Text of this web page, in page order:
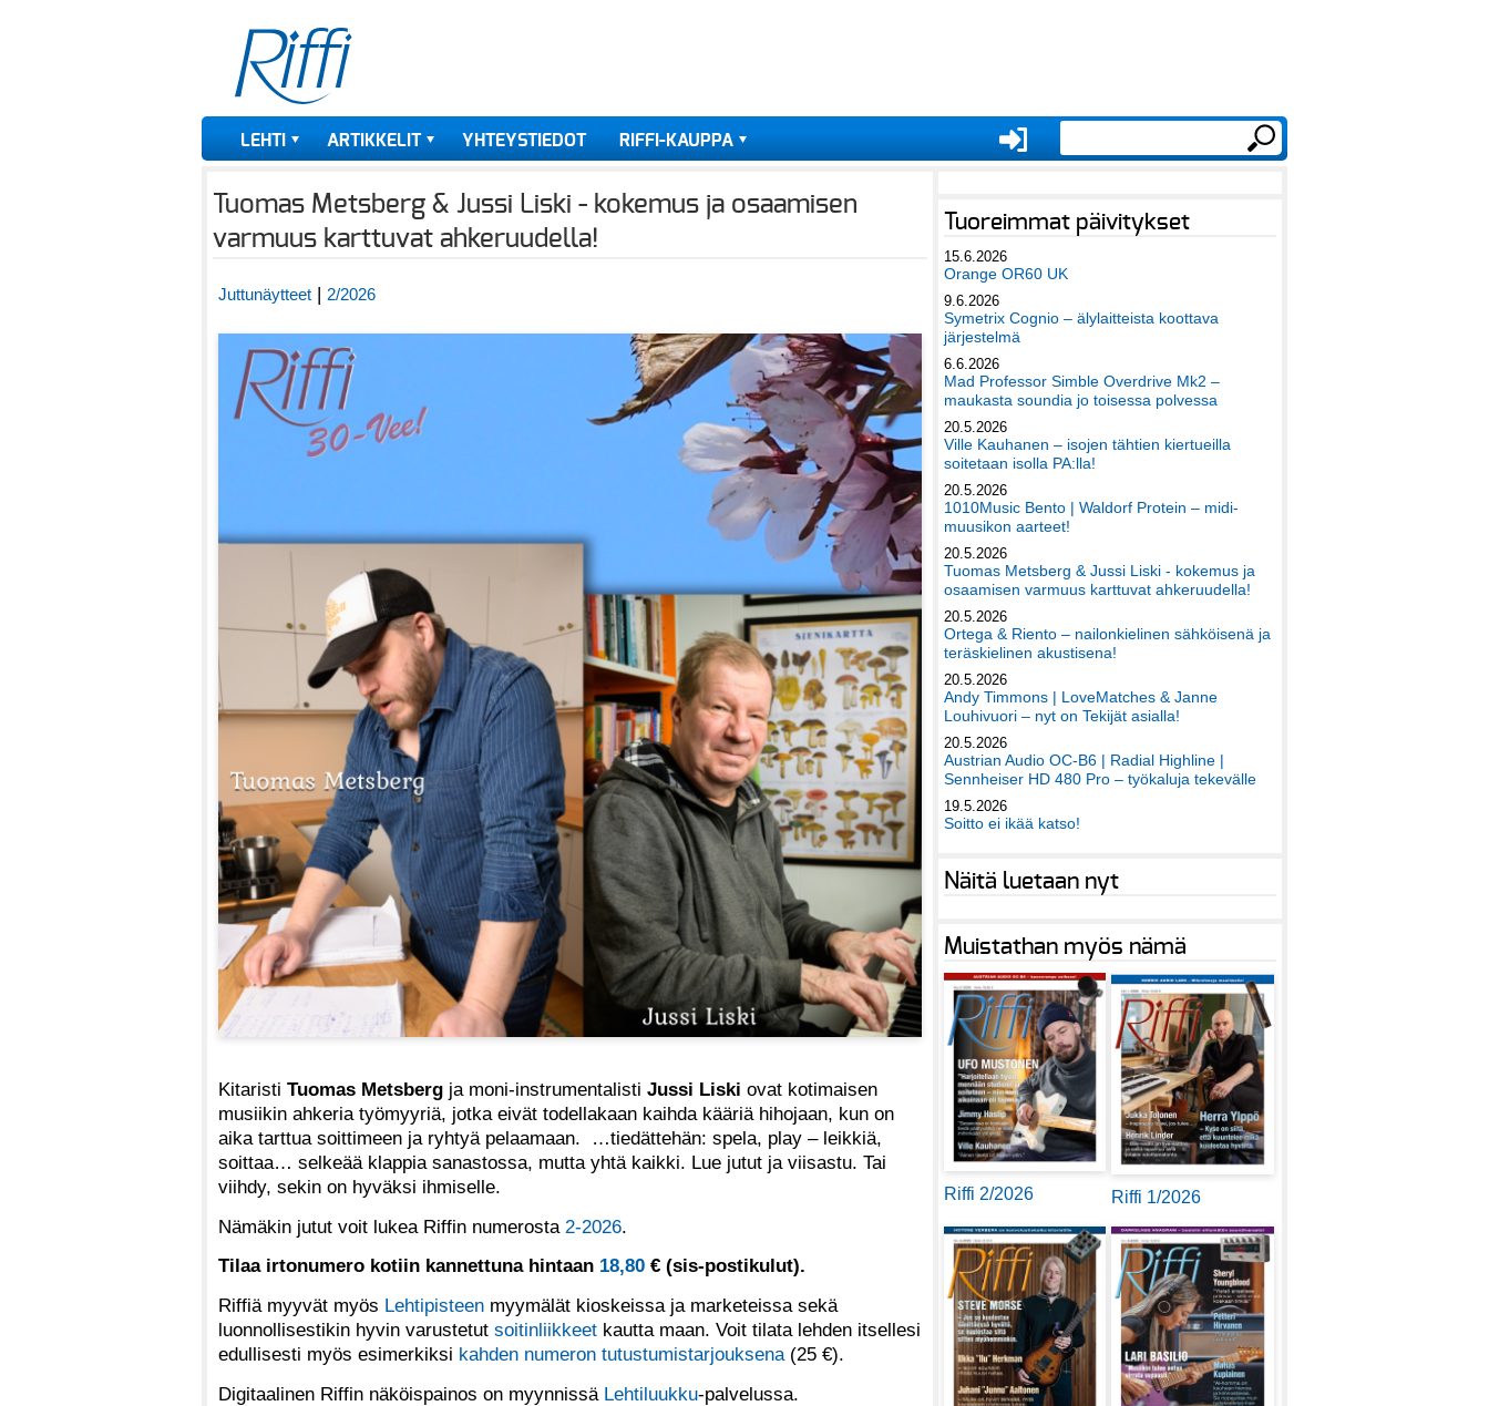
LEHTI ARTIKKELIT YHTEYSTIEDOT RIFFI-KAUPPA
Tuomas Metsberg & Jussi Liski - kokemus ja osaamisen
varmuus karttuvat ahkeruudella!
Juttunäytteet | 2/2026
Kitaristi Tuomas Metsberg ja moni-instrumentalisti Jussi Liski ovat kotimaisen
musiikin ahkeria työmyyriä, jotka eivät todellakaan kaihda kääriä hihojaan, kun on
aika tarttua soittimeen ja ryhtyä pelaamaan. …tiedättehän: spela, play – leikkiä,
soittaa… selkeää klappia sanastossa, mutta yhtä kaikki. Lue jutut ja viisastu. Tai
viihdy, sekin on hyväksi ihmiselle.
Nämäkin jutut voit lukea Riffin numerosta 2-2026.
Tilaa irtonumero kotiin kannettuna hintaan 18,80 € (sis-postikulut).
Riffiä myyvät myös Lehtipisteen myymälät kioskeissa ja marketeissa sekä
luonnollisestikin hyvin varustetut soitinliikkeet kautta maan. Voit tilata lehden itsellesi
edullisesti myös esimerkiksi kahden numeron tutustumistarjouksena(25 €).
Digitaalinen Riffin näköispainos on myynnissä Lehtiluukku-palvelussa.
Tuoreimmat päivitykset
15.6.2026
Orange OR60 UK
9.6.2026
Symetrix Cognio – älylaitteista koottava
järjestelmä
6.6.2026
Mad Professor Simble Overdrive Mk2 –
maukasta soundia jo toisessa polvessa
20.5.2026
Ville Kauhanen – isojen tähtien kiertueilla
soitetaan isolla PA:lla!
20.5.2026
1010Music Bento | Waldorf Protein – midi-
muusikon aarteet!
20.5.2026
Tuomas Metsberg & Jussi Liski - kokemus ja
osaamisen varmuus karttuvat ahkeruudella!
20.5.2026
Ortega & Riento – nailonkielinen sähköisenä ja
teräskielinen akustisena!
20.5.2026
Andy Timmons | LoveMatches & Janne
Louhivuori – nyt on Tekijät asialla!
20.5.2026
Austrian Audio OC-B6 | Radial Highline |
Sennheiser HD 480 Pro – työkaluja tekevälle
19.5.2026
Soitto ei ikää katso!
Näitä luetaan nyt
Muistathan myös nämä
Riffi 2/2026 Riffi 1/2026